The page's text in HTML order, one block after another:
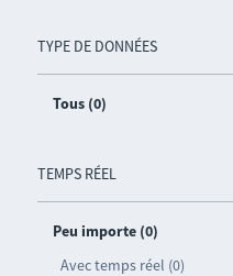
TYPE DE DONNÉES
Tous (0)
TEMPS RÉEL
Peu importe (0)
Avec temps réel (0)